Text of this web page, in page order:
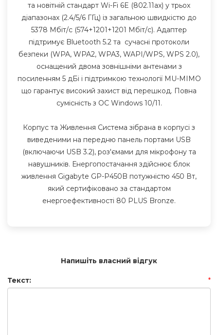
та новітній стандарт Wi-Fi 6E (802.11ax) у трьох
діапазонах (2.4/5/6 ГГц) із загальною швидкістю до
5378 Мбіт/с (574+1201+1201 Мбіт/с). Адаптер
підтримує Bluetooth 5.2 та сучасні протоколи
безпеки (WPA, WPA2, WPA3, WAPI/WPS, WPS 2.0),
оснащений двома зовнішніми антенами з
посиленням 5 дБі і підтримкою технології MU-MIMO
що гарантує високий захист від перешкод. Повна
сумісність з ОС Windows 10/11.
Корпус та Живлення Система зібрана в корпусі з
виведеними на передню панель портами USB
(включаючи USB 3.2), роз'ємами для мікрофону та
навушників. Енергопостачання здійснює блок
живлення Gigabyte GP-P450B потужністю 450 Вт,
який сертифіковано за стандартом
енергоефективності 80 PLUS Bronze.
Напишіть власний відгук
Текст: *